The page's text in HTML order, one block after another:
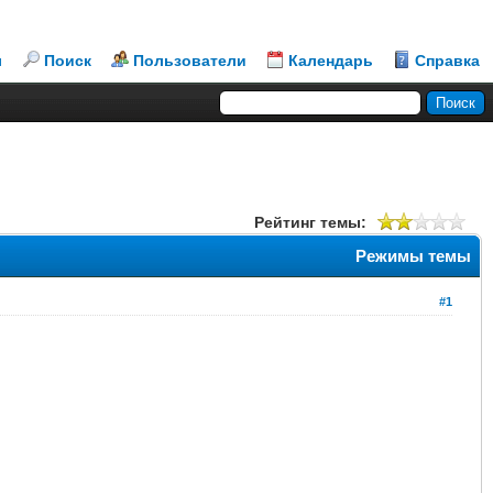
Поиск Пользователи Календарь Справка
Рейтинг темы:
Режимы темы
#1